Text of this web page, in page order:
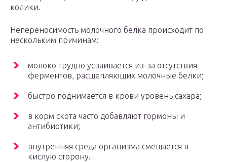
колики.
Непереносимость молочного белка происходит по
нескольким причинам:
молоко трудно усваивается из-за отсутствия
ферментов, расщепляющих молочные белки;
быстро поднимается в крови уровень сахара;
в корм скота часто добавляют гормоны и
антибиотики;
внутренняя среда организма смещается в
кислую сторону.